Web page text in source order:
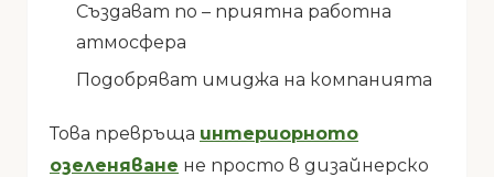
Създават по – приятна работна
атмосфера
Подобряват имиджа на компанията
Това превръща интериорното
озеленяване не просто в дизайнерско